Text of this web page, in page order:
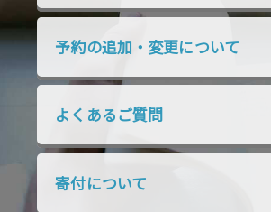
2019年4月
2018年7月 2018年6月
2018年4月 2018年3月
2018年1月 2017年12月
予約の追加・変更について
よくあるご質問
寄付について